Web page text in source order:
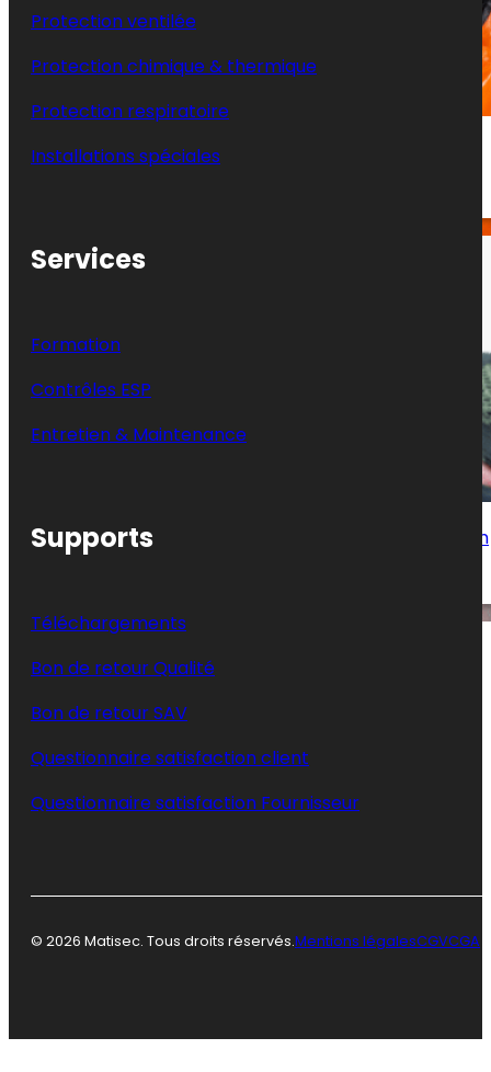
Combinaison type 3/4/5/6 pour
Masque de protection respiratoire pression
Protection ventilée
Protection chimique & thermique
Protection respiratoire
Installations spéciales
Services
Formation
Contrôles ESP
Entretien & Maintenance
Supports
Téléchargements
Bon de retour Qualité
Bon de retour SAV
Questionnaire satisfaction client
Questionnaire satisfaction Fournisseur
© 2026 Matisec. Tous droits réservés.Mentions légalesCGVCGA